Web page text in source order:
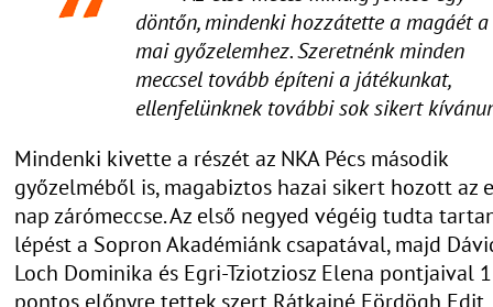
döntőn, mindenki hozzátette a magáét a
mai győzelemhez. Szeretnénk minden
meccsel tovább építeni a játékunkat,
ellenfelünknek további sok sikert
Mindenki kivette a részét az NKA Pécs második
győzelméből is, magabiztos hazai sikert hozott az
nap zárómeccse. Az első negyed végéig tudta
lépést a Sopron Akadémiánk csapatával, majd
Loch Dominika és Egri-Tziotziosz Elena pontjaival
pontos előnyre tettek szert Rátkainé Eördögh Edit